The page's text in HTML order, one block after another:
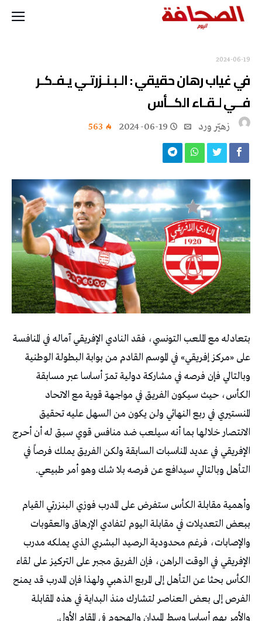
2024-06-19
في غياب رهان حقيقي : الـبـنـزرتـي يـفـكـر
فــي لـقـاء الكــأس
زهيّر‭ ‬ورد 2024-06-19
563
بتعادله مع الملعب التونسي، فقد النادي الإفريقي آماله في المنافسة
على «مركز إفريقي» في الموسم القادم من بوابة البطولة الوطنية
وبالتالي فإن فرصه في مشاركة دولية تمرّ أساسا عبر مسابقة
الكأس، حيث سيكون الفريق في مواجهة قوية مع الاتحاد
المنستيري في ربع النهائي ولن يكون من السهل عليه تحقيق
الانتصار خلالها بما أنه سيلعب ضد منافس قوي سبق له أن أحرج
الإفريقي في عديد المناسبات السابقة ولكن الفريق يملك فرصاً في
التأهل وبالتالي سيدافع عن فرصه بلا شك وهو أمر طبيعي.
وأهمية مقابلة الكأس ستفرض على المدرب فوزي البنزرتي القيام
ببعض التعديلات في مقابلة اليوم لتفادي الإرهاق والعقوبات
والإصابات، فرغم محدودية الرصيد البشري الذي يملكه مدرب
الإفريقي في الوقت الراهن، فإن الفريق مجبر على التركيز على لقاء
الكأس بحثا عن التأهل إلى المربع الذهبي ولهذا فإن المدرب قد يمنح
الفرص إلى بعض العناصر لتشارك منذ البداية في هذه المقابلة
والأمر يهم أساسا وسط الميدان والهجوم في المقام الأول.